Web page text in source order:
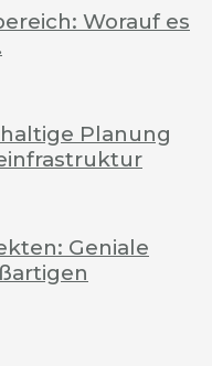
Worauf es
Planung
Geniale